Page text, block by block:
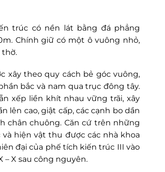
trúc có nền lát bằng đá phẳng
Chính giữ có một ô vuông nhỏ,
thờ.
xây theo quy cách bẻ góc vuông,
bắc và nam qua trục đông tây.
xếp liền khít nhau vững trãi, xây
lên cao, giật cấp, các cạnh bo dần
chân chuông. Căn cứ trên những
hiện vật thu được các nhà khoa
đại của phế tích kiến trúc III vào
– X sau công nguyên.